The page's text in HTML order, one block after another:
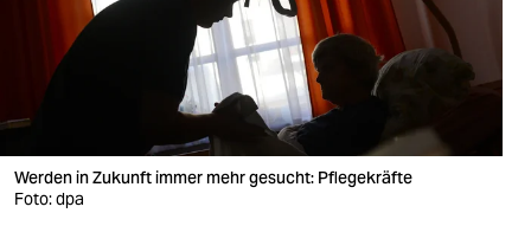
nord
wahrheit
verlag
verlag
Werden in Zukunft immer mehr gesucht: Pflegekräfte
Foto: dpa